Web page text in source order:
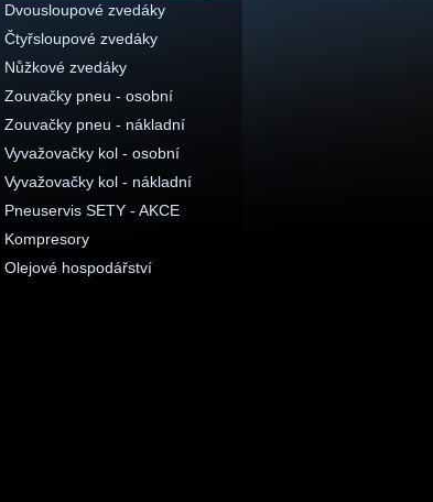
Dvousloupové zvedáky
Čtyřsloupové zvedáky
Nůžkové zvedáky
Zouvačky pneu - osobní
Zouvačky pneu - nákladní
Vyvažovačky kol - osobní
Vyvažovačky kol - nákladní
Pneuservis SETY - AKCE
Kompresory
Olejové hospodářství